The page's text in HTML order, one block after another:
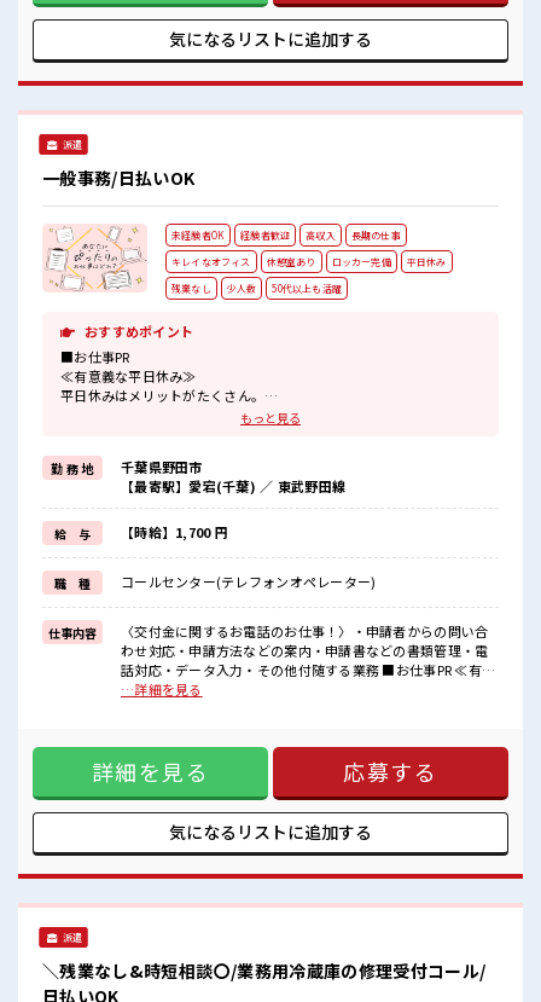
職場の雰囲気 女性多めで休み時間は女子トークがあふれる職
場です！ もちろん男性の応募もOKですよ！ 一緒に働く仲間
ともなじみやすい少人数の職場☆ 仕事の合間の息抜きは休憩
気になるリストに追加する
派遣
一般事務/日払いOK
未経験者OK 経験者歓迎 高収入
長期の仕事
キレイなオフィス
休憩室あり ロッカー完備
平日休み
残業なし
少人数 50代以上も活躍
おすすめポイント
■お仕事PR
≪有意義な平日休み≫
平日休みはメリットがたくさん。
心も身体もリフレッシュ♪
≪NO残業≫
時間をしっかり確保できる、
残業基本ナシのお仕事♪
オンとオフをきっちり切り替えたい方にオススメ！
≪経験者活躍中≫
これまでの経験を活かしませんか？
ブランクがあっても大丈夫♪
経験はちょっとだけ…という方もOK！
≪自分に向いている仕事が探せる≫
困った事などがあれば、
担当がしっかりサポートします！
休憩室でホッと一息リフレッシュ！
ロッカーあり！
安心してお仕事に集中♪
高収入もバッチリ目指せますよ！
もっと見る
勤 務 地
千葉県野田市
【最寄駅】愛宕(千葉) ／ 東武野田線
給 与 【時給】1,700 円
職 種 コールセンター(テレフォンオペレーター)
仕事内容
〈交付金に関するお電話のお仕事！〉・申請者からの問い合
わせ対応・申請方法などの案内・申請書などの書類管理・電
話対応・データ入力・その他付随する業務 ■お仕事PR ≪有意
義な平日休み≫ 平日休みはメリットがたくさん。 ゆったり、
きっちり切り替えたい方にオススメ！ ≪経験者活躍中≫ これ
までの経験を活かしませんか？ ブランクがあっても大丈夫♪
経験はちょっとだけ…という方もOK！ ≪自分に向いている仕
事が探せる≫ 困った事などがあれば、 担当がしっかりサポー
トします！ ■職場の雰囲気 一緒に働く仲間ともなじみやすい
少人数の職場☆ 休憩室でホッと一息リフレッシュ！ ロッカー
よ！
…詳細を見る
詳細を見る 応募する
気になるリストに追加する
派遣
＼残業なし&時短相談〇/業務用冷蔵庫の修理受付コール/
日払いOK